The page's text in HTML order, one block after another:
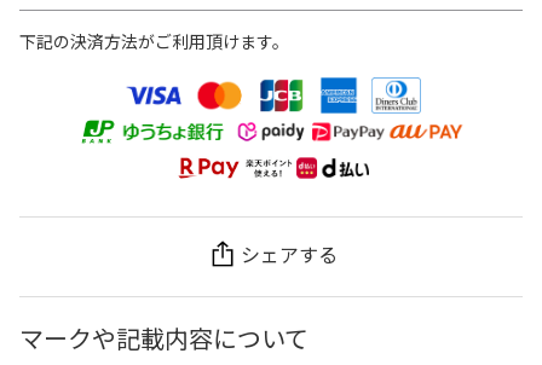
下記の決済方法がご利用頂けます。
シェアする
マークや記載内容について